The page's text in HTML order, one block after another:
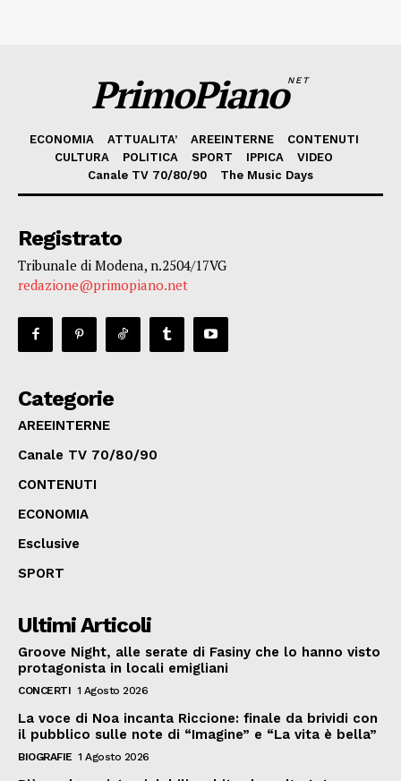
PrimoPianoNET
ECONOMIA ATTUALITA’ AREEINTERNE
CONTENUTI
CULTURA
POLITICA SPORT IPPICA
VIDEO
Canale TV 70/80/90
The Music Days
Registrato
Tribunale di Modena, n.2504/17VG
redazione@primopiano.net
Categorie
AREEINTERNE
Canale TV 70/80/90
CONTENUTI
ECONOMIA
Esclusive
SPORT
Ultimi Articoli
Groove Night, alle serate di Fasiny che lo hanno visto
protagonista in locali emigliani
CONCERTI 1 Agosto 2026
La voce di Noa incanta Riccione: finale da brividi con
il pubblico sulle note di “Imagine” e “La vita è bella”
BIOGRAFIE 1 Agosto 2026